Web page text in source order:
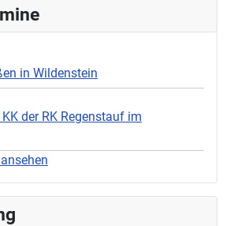
in Wildenstein
der RK Regenstauf im